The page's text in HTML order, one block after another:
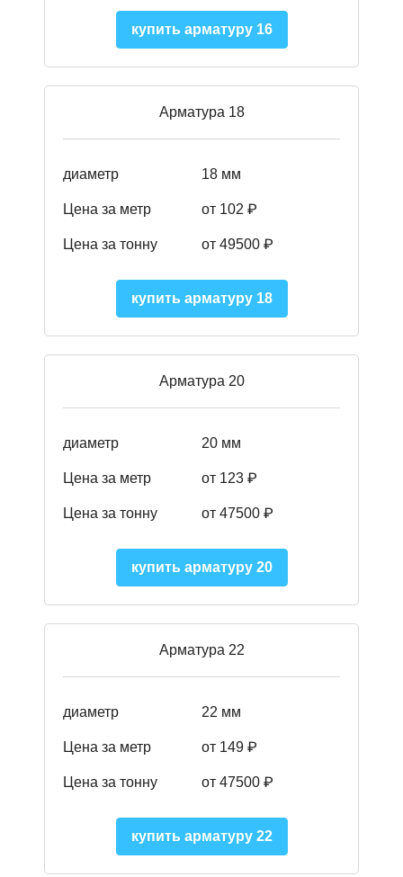
купить арматуру 16
Арматура 18
диаметр 18 мм
Цена за метр от 102 ₽
Цена за тонну от 49500 ₽
купить арматуру 18
Арматура 20
диаметр 20 мм
Цена за метр от 123 ₽
Цена за тонну от 47500 ₽
купить арматуру 20
Арматура 22
диаметр 22 мм
Цена за метр от 149 ₽
Цена за тонну от 47500 ₽
купить арматуру 22